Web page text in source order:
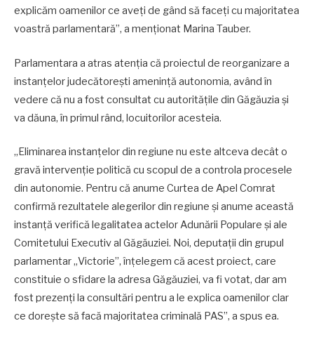
explicăm oamenilor ce aveți de gând să faceți cu majoritatea
voastră parlamentară”, a menționat Marina Tauber.
Parlamentara a atras atenția că proiectul de reorganizare a
instanțelor judecătorești amenință autonomia, având în
vedere că nu a fost consultat cu autoritățile din Găgăuzia și
va dăuna, în primul rând, locuitorilor acesteia.
„Eliminarea instanțelor din regiune nu este altceva decât o
gravă intervenție politică cu scopul de a controla procesele
din autonomie. Pentru că anume Curtea de Apel Comrat
confirmă rezultatele alegerilor din regiune și anume această
instanță verifică legalitatea actelor Adunării Populare și ale
Comitetului Executiv al Găgăuziei. Noi, deputații din grupul
parlamentar „Victorie”, înțelegem că acest proiect, care
constituie o sfidare la adresa Găgăuziei, va fi votat, dar am
fost prezenți la consultări pentru a le explica oamenilor clar
ce dorește să facă majoritatea criminală PAS”, a spus ea.